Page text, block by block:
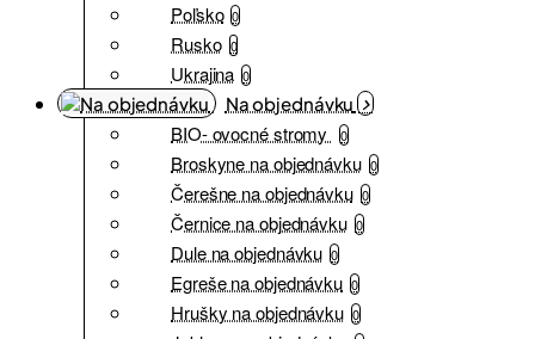
Poľsko 0
Rusko 0
Ukrajina 0
Na objednávku
BIO- ovocné stromy 0
Broskyne na objednávku 0
Čerešne na objednávku 0
Černice na objednávku 0
Dule na objednávku 0
Egreše na objednávku 0
Hrušky na objednávku 0